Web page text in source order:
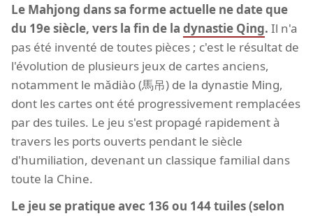
Le Mahjong dans sa forme actuelle ne date que
du 19e siècle, vers la fin de la dynastie Qing. Il n'a
pas été inventé de toutes pièces ; c'est le résultat de
l'évolution de plusieurs jeux de cartes anciens,
notamment le mǎdiào (馬吊) de la dynastie Ming,
dont les cartes ont été progressivement remplacées
par des tuiles. Le jeu s'est propagé rapidement à
travers les ports ouverts pendant le siècle
d'humiliation, devenant un classique familial dans
toute la Chine.
Le jeu se pratique avec 136 ou 144 tuiles (selon